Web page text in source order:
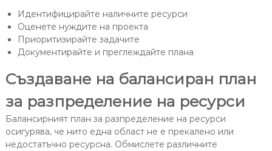
Идентифицирайте наличните ресурси
Оценете нуждите на проекта
Приоритизирайте задачите
Документирайте и преглеждайте плана
Създаване на балансиран план
за разпределение на ресурси
Балансирният план за разпределение на ресурси
осигурява, че нито една област не е прекалено или
недостатъчно ресурсна. Обмислете различните